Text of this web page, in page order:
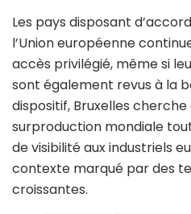
Les pays disposant
l’Union européenne
accès privilégié, même si
sont également revus à la
dispositif, Bruxelles
surproduction mondiale
de visibilité aux industriels
contexte marqué par des
croissantes.